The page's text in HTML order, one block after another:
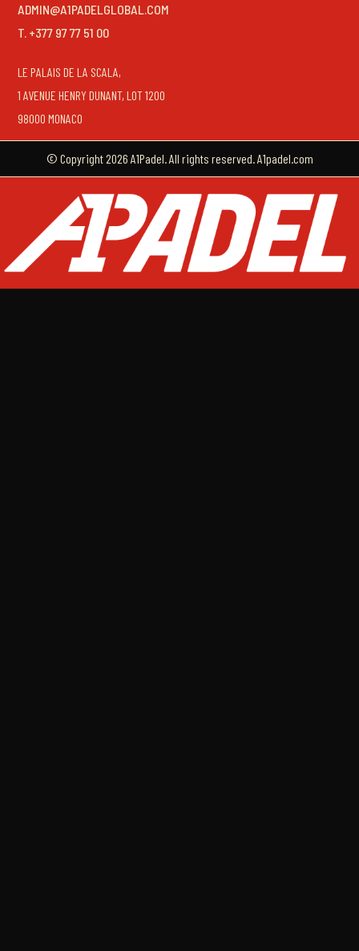
ADMIN@A1PADELGLOBAL.COM
T. +377 97 77 51 00
LE PALAIS DE LA SCALA,
1 AVENUE HENRY DUNANT, LOT 1200
98000 MONACO
© Copyright 2026 A1Padel. All rights reserved. A1padel.com